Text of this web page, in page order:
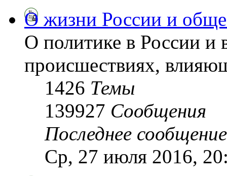
О жизни России и
О политике в России и
происшествиях,
1426 Темы
139927 Сообщения
Последнее сообщение
Ср, 27 июля 2016,